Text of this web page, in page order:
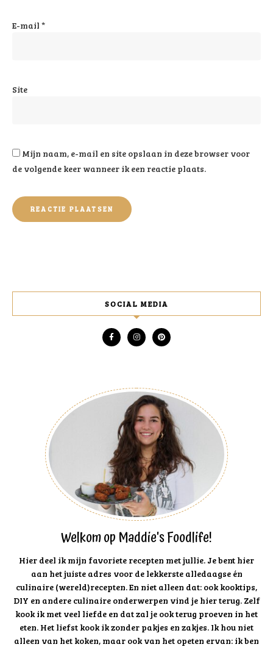
E-mail *
Site
Mijn naam, e-mail en site opslaan in deze browser voor
de volgende keer wanneer ik een reactie plaats.
SOCIAL MEDIA
Welkom op Maddie's Foodlife!
Hier deel ik mijn favoriete recepten met jullie. Je bent hier
aan het juiste adres voor de lekkerste alledaagse én
culinaire (wereld)recepten. En niet alleen dat: ook kooktips,
DIY en andere culinaire onderwerpen vind je hier terug. Zelf
kook ik met veel liefde en dat zal je ook terug proeven in het
eten. Het liefst kook ik zonder pakjes en zakjes. Ik hou niet
alleen van het koken, maar ook van het opeten ervan: ik ben